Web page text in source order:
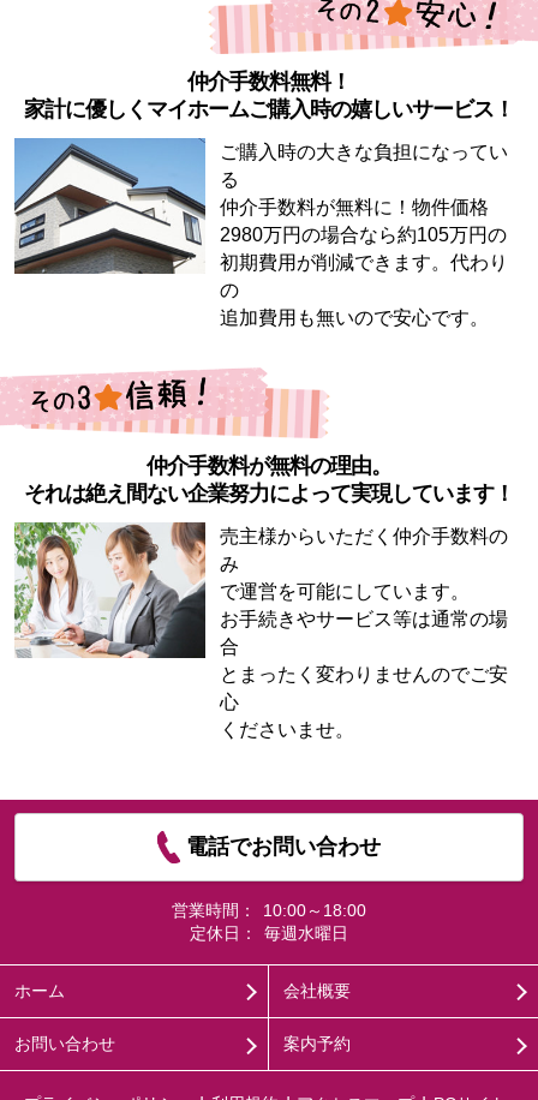
仲介手数料無料！
家計に優しくマイホームご購入時の嬉しいサービス！
ご購入時の大きな負担になってい
る
仲介手数料が無料に！物件価格
2980万円の場合なら約105万円の
初期費用が削減できます。代わり
の
追加費用も無いので安心です。
仲介手数料が無料の理由。
それは絶え間ない企業努力によって実現しています！
売主様からいただく仲介手数料の
み
で運営を可能にしています。
お手続きやサービス等は通常の場
合
とまったく変わりませんのでご安
心
くださいませ。
電話でお問い合わせ
営業時間：
10:00～18:00
定休日：
毎週水曜日
ホーム 会社概要
お問い合わせ 案内予約